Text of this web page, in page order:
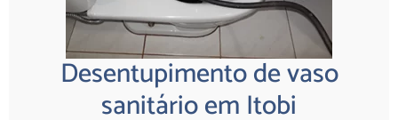
Desentupimento de vaso
sanitário em Itobi